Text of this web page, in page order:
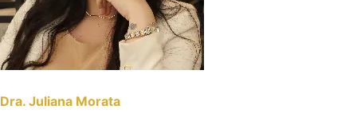
Dra. Juliana Morata